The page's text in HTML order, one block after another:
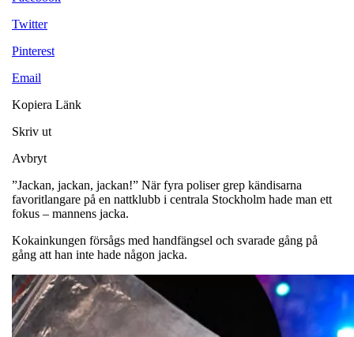
Twitter
Pinterest
Email
Kopiera Länk
Skriv ut
Avbryt
”Jackan, jackan, jackan!” När fyra poliser grep kändisarna
favoritlangare på en nattklubb i centrala Stockholm hade man ett
fokus – mannens jacka.
Kokainkungen försågs med handfängsel och svarade gång på
gång att han inte hade någon jacka.